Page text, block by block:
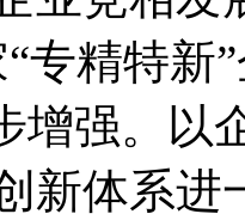
专精特新
增强。以
新体系进